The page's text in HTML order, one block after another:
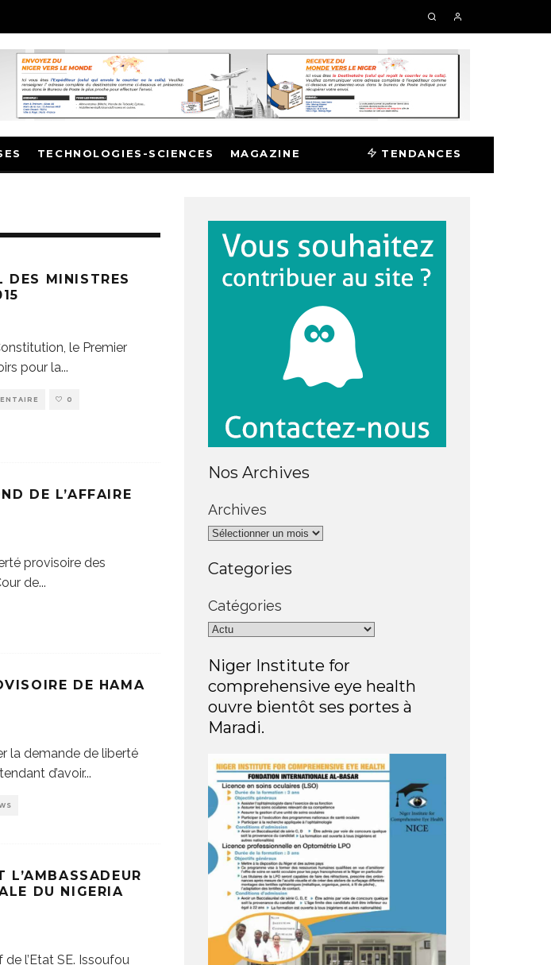
TECHNOLOGIES-SCIENCES MAGAZINE TENDANCES
DES MINISTRES
le Premier
pour la...
0
DE L’AFFAIRE
provisoire des
de...
DE HAMA
la demande de liberté
d’avoir...
L’AMBASSADEUR
DU NIGERIA
l’Etat SE. Issoufou
Nos Archives
Archives
Categories
Catégories
Niger Institute for
comprehensive eye health
ouvre bientôt ses portes à
Maradi.